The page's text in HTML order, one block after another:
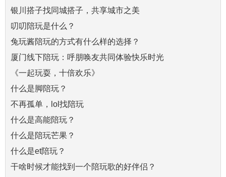
银川搭子找同城搭子，共享城市之美
叨叨陪玩是什么？
兔玩酱陪玩的方式有什么样的选择？
厦门线下陪玩：呼朋唤友共同体验快乐时光
《一起玩耍，十倍欢乐》
什么是脚陪玩？
不再孤单，lol找陪玩
什么是高能陪玩？
什么是陪玩芒果？
什么是et陪玩？
干啥时候才能找到一个陪玩歌的好伴侣？